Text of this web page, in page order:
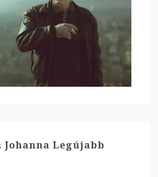
Legújabb